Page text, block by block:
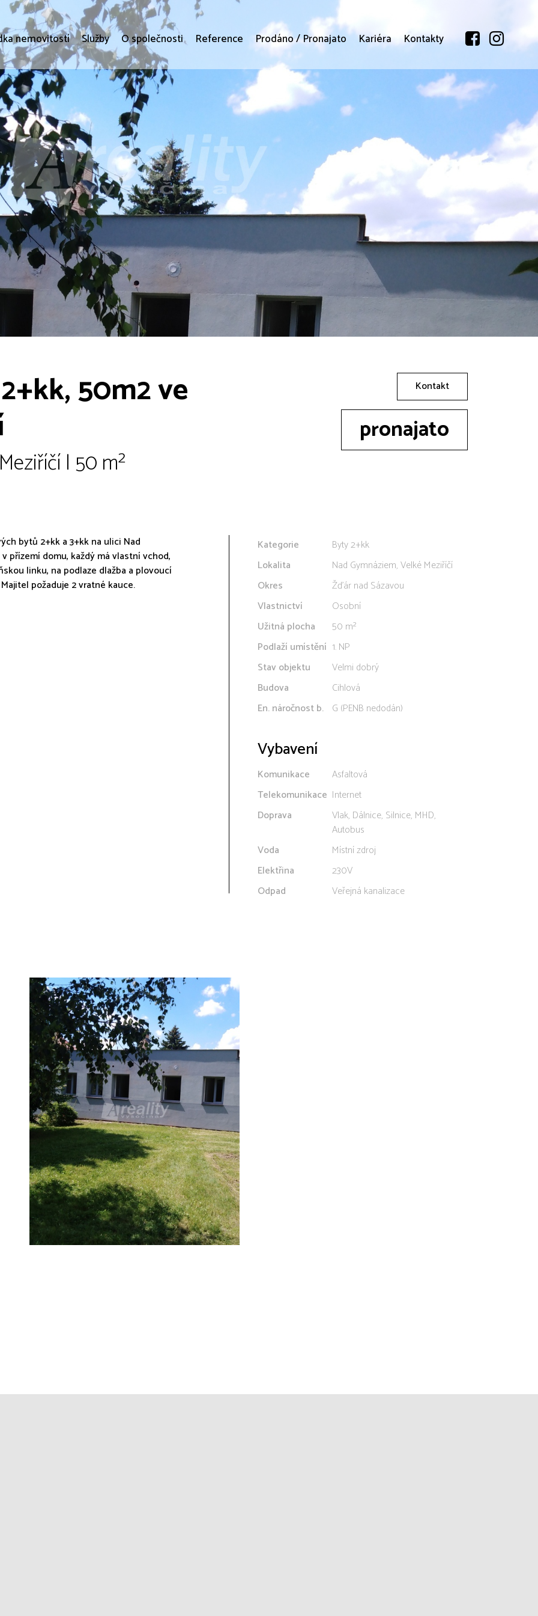
nemovitostí Služby O společnosti Reference Prodáno / Pronajato Kariéra Kontakty
50m2 ve
| 50 m²
Kontakt
pronajato
bytů 2+kk a 3+kk na ulici Nad
přízemí domu, každý má vlastní vchod,
linku, na podlaze dlažba a plovoucí
požaduje 2 vratné kauce.
Kategorie
Byty 2+kk
Lokalita
Nad Gymnáziem, Velké Meziříčí
Okres
Žďár nad Sázavou
Vlastnictví
Osobní
Užitná plocha
50 m²
Podlaží umístění 1. NP
Stav objektu
Velmi dobrý
Budova
Cihlová
En. náročnost b. G (PENB nedodán)
Vybavení
Komunikace
Asfaltová
Telekomunikace Internet
Doprava
Vlak, Dálnice, Silnice, MHD,
Autobus
Voda
Místní zdroj
Elektřina
230V
Odpad
Veřejná kanalizace